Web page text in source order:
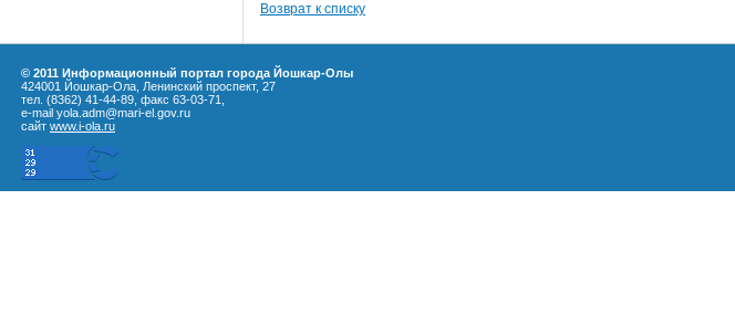
Возврат к списку
© 2011 Информационный портал города Йошкар-Олы
424001 Йошкар-Ола, Ленинский проспект, 27
тел. (8362) 41-44-89, факс 63-03-71,
e-mail yola.adm@mari-el.gov.ru
сайт www.i-ola.ru